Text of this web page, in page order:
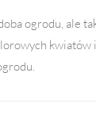
ogrodu, ale